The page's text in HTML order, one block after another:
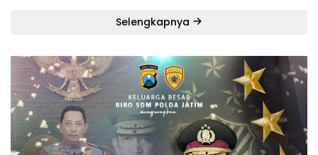
Selengkapnya